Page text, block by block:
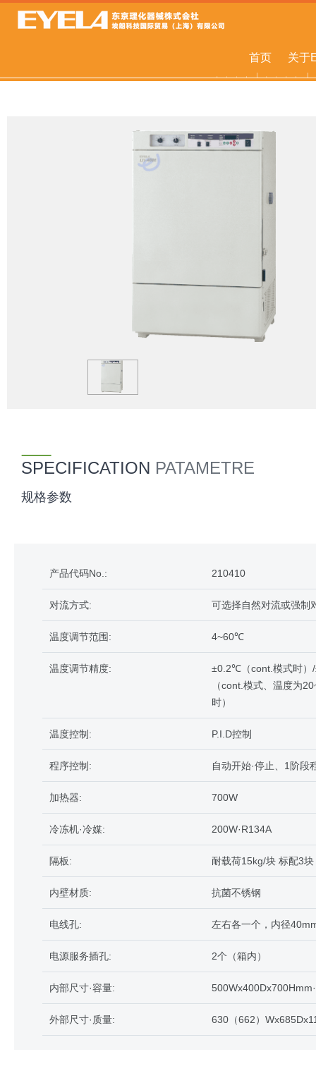
首页 关于
SPECIFICATION PATAMETRE
规格参数
产品代码No.: 210410
对流方式: 可选择自然对流或强制
温度调节范围: 4~60℃
温度调节精度:
±0.2℃（cont.模式时
（cont.模式、温度为
时）
温度控制: P.I.D控制
程序控制: 自动开始·停止、1阶段
加热器: 700W
冷冻机·冷媒: 200W·R134A
隔板: 耐载荷15kg/块 标配3块
内壁材质: 抗菌不锈钢
电线孔: 左右各一个，内径
电源服务插孔: 2个（箱内）
内部尺寸·容量:
外部尺寸·质量: 630（662）